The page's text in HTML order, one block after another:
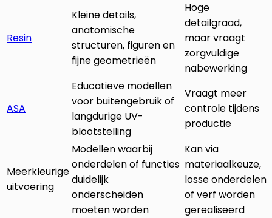
Resin
Kleine details,
anatomische
structuren, figuren en
fijne geometrieën
Hoge
detailgraad,
maar vraagt
zorgvuldige
nabewerking
ASA
Educatieve modellen
voor buitengebruik of
langdurige UV-
blootstelling
Vraagt meer
controle tijdens
productie
Meerkleurige
uitvoering
Modellen waarbij
onderdelen of functies
duidelijk
onderscheiden
moeten worden
Kan via
materiaalkeuze,
losse onderdelen
of verf worden
gerealiseerd